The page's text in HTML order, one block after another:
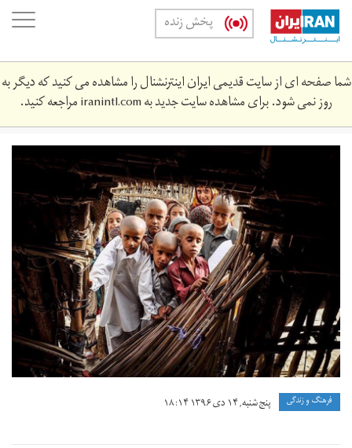
Skip
main
content
پخش زنده
شما صفحه ای از سایت قدیمی ایران اینترنشنال را مشاهده می کنید که دیگر به
روز نمی شود. برای مشاهده سایت جدید بهiranintl.comمراجعه کنید.
139510131102036119602694.jpg
فرهنگ و زندگی پنج شنبه, ۱۴ دی ۱۳۹۶ ۱۸:۱۴